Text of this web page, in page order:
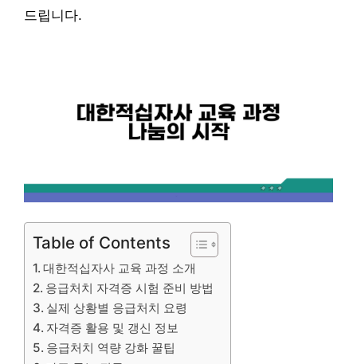
드립니다.
Table of Contents
대한적십자사 교육 과정 소개
응급처치 자격증 시험 준비 방법
실제 상황별 응급처치 요령
자격증 활용 및 갱신 정보
응급처치 역량 강화 꿀팁